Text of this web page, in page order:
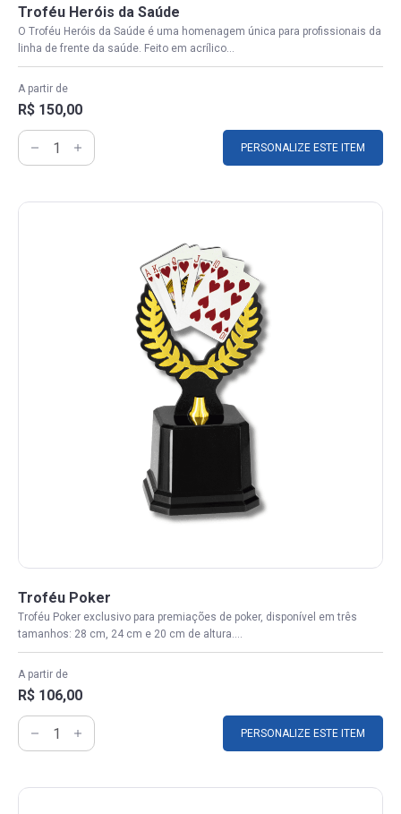
Troféu Heróis da Saúde
O Troféu Heróis da Saúde é uma homenagem única para profissionais da
linha de frente da saúde. Feito em acrílico...
A partir de
R$ 150,00
PERSONALIZE ESTE ITEM
Troféu Poker
Troféu Poker exclusivo para premiações de poker, disponível em três
tamanhos: 28 cm, 24 cm e 20 cm de altura....
A partir de
R$ 106,00
PERSONALIZE ESTE ITEM